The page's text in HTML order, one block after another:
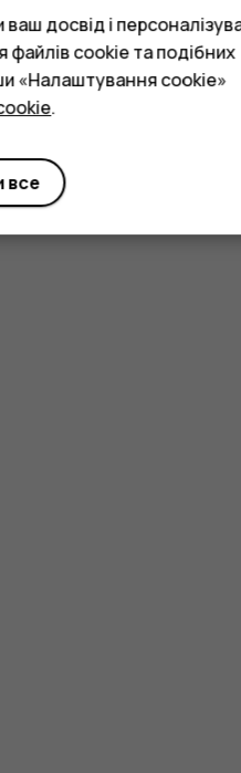
досвід і
cookie та подібних
«Налаштування cookie»
.
все